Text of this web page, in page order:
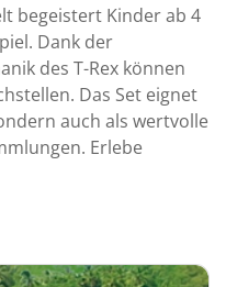
begeistert Kinder ab 4
Dank der
des T-Rex können
Das Set eignet
auch als wertvolle
Erlebe